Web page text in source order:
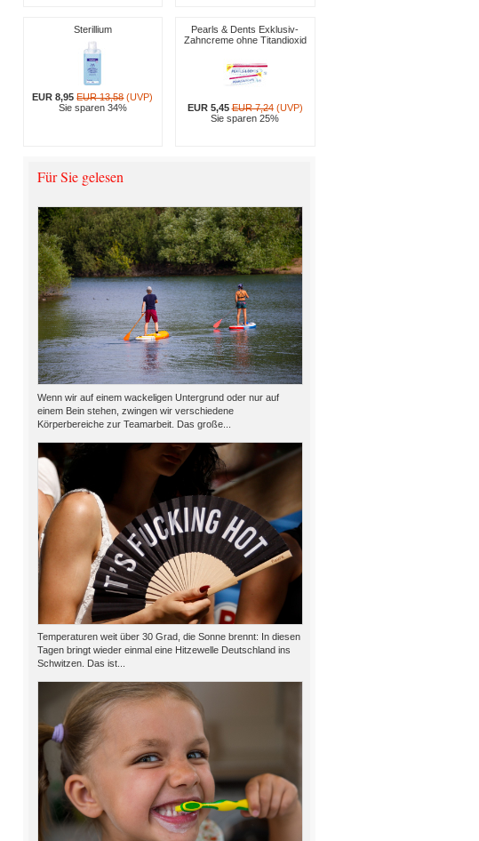
Sterillium
EUR 8,95 EUR 13,58(UVP)
Sie sparen 34%
Pearls & Dents Exklusiv-
Zahncreme ohne Titandioxid
EUR 5,45 EUR 7,24(UVP)
Sie sparen 25%
Für Sie gelesen
Wenn wir auf einem wackeligen Untergrund oder nur auf
einem Bein stehen, zwingen wir verschiedene
Körperbereiche zur Teamarbeit. Das große...
Temperaturen weit über 30 Grad, die Sonne brennt: In diesen
Tagen bringt wieder einmal eine Hitzewelle Deutschland ins
Schwitzen. Das ist...